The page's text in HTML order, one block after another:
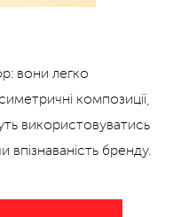
вони легко
композиції,
використовуватись
впізнаваність бренду.